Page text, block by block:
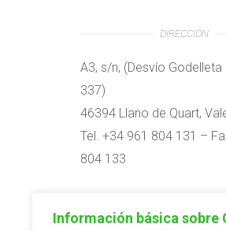
Información básica sobre
DIRECCIÓN
A3, s/n, (Desvío Godelleta
337)
46394 Llano de Quart,
Tel. +34 961 804 131 –
804 133
09:00h – 14:00h